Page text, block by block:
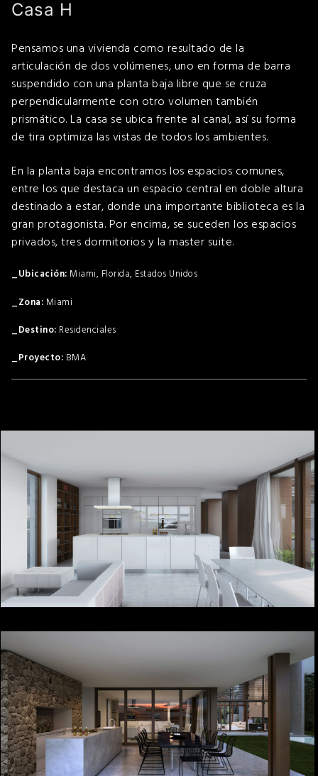
Casa H
Pensamos una vivienda como resultado de la
articulación de dos volúmenes, uno en forma de barra
suspendido con una planta baja libre que se cruza
perpendicularmente con otro volumen también
prismático. La casa se ubica frente al canal, así su forma
de tira optimiza las vistas de todos los ambientes.
En la planta baja encontramos los espacios comunes,
entre los que destaca un espacio central en doble altura
destinado a estar, donde una importante biblioteca es la
gran protagonista. Por encima, se suceden los espacios
privados, tres dormitorios y la master suite.
Miami, Florida, Estados Unidos
Miami
Residenciales
BMA